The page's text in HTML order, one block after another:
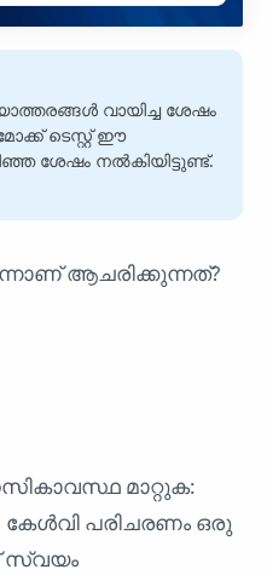
വായിച്ച ശേഷം
ടെസ്റ്റ് ഈ
ശേഷം നൽകിയിട്ടുണ്ട്.
ആചരിക്കുന്നത്?
മാറ്റുക:
കേൾവി പരിചരണം ഒരു
സ്വയം